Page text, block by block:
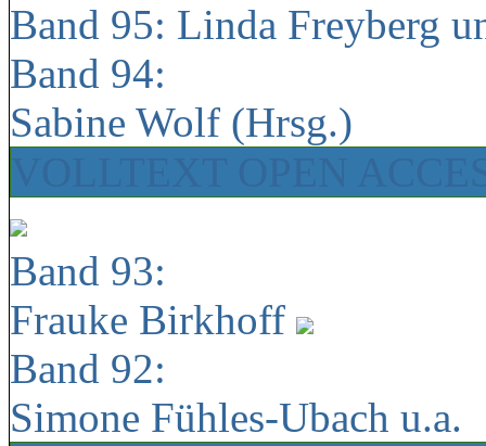
Band 95: Linda Freyberg
Band 94:
Sabine Wolf (Hrsg.)
Band 93:
Frauke Birkhoff
Band 92:
Simone Fühles-Ubach u.a.